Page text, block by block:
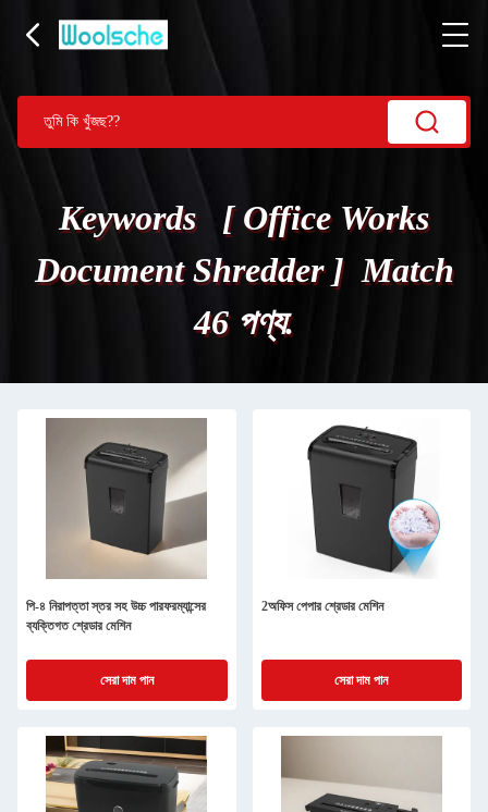
Keywords [ Office Works
Document Shredder ] Match
46 পণ্য.
পি-৪ নিরাপত্তা স্তর সহ উচ্চ পারফরম্যান্সের
ব্যক্তিগত শ্রেডার মেশিন
সেরা দাম পান
2অফিস পেপার শ্রেডার মেশিন
সেরা দাম পান